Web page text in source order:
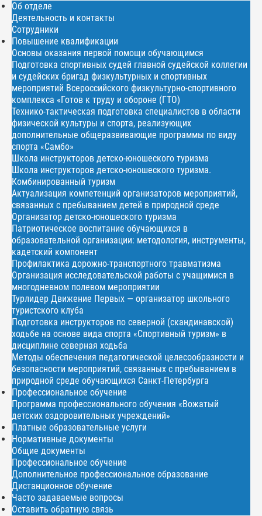
Об отделе
Деятельность и контакты
Сотрудники
Повышение квалификации
Основы оказания первой помощи обучающимся
Подготовка спортивных судей главной судейской коллегии
и судейских бригад физкультурных и спортивных
мероприятий Всероссийского физкультурно-спортивного
комплекса «Готов к труду и обороне (ГТО)
Технико-тактическая подготовка специалистов в области
физической культуры и спорта, реализующих
дополнительные общеразвивающие программы по виду
спорта «Самбо»
Школа инструкторов детско-юношеского туризма
Школа инструкторов детско-юношеского туризма.
Комбинированный туризм
Актуализация компетенций организаторов мероприятий,
связанных с пребыванием детей в природной среде
Организатор детско-юношеского туризма
Патриотическое воспитание обучающихся в
образовательной организации: методология, инструменты,
кадетский компонент
Профилактика дорожно-транспортного травматизма
Организация исследовательской работы с учащимися в
многодневном полевом мероприятии
Турлидер Движение Первых — организатор школьного
туристского клуба
Подготовка инструкторов по северной (скандинавской)
ходьбе на основе вида спорта «Спортивный туризм» в
дисциплине северная ходьба
Методы обеспечения педагогической целесообразности и
безопасности мероприятий, связанных с пребыванием в
природной среде обучающихся Санкт-Петербурга
Профессиональное обучение
Программа профессионального обучения «Вожатый
детских оздоровительных учреждений»
Платные образовательные услуги
Нормативные документы
Общие документы
Профессиональное обучение
Дополнительное профессиональное образование
Дистанционное обучение
Часто задаваемые вопросы
Оставить обратную связь